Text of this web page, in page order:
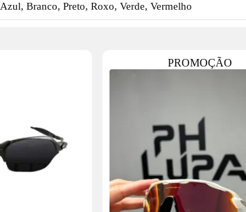
Azul, Branco, Preto, Roxo, Verde, Vermelho
PROMOÇÃO